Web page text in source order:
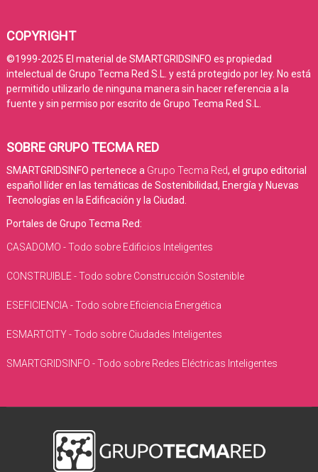
COPYRIGHT
©1999-2025 El material de SMARTGRIDSINFO es propiedad
intelectual de Grupo Tecma Red S.L. y está protegido por ley. No está
permitido utilizarlo de ninguna manera sin hacer referencia a la
fuente y sin permiso por escrito de Grupo Tecma Red S.L.
SOBRE GRUPO TECMA RED
SMARTGRIDSINFO pertenece a Grupo Tecma Red, el grupo editorial
español líder en las temáticas de Sostenibilidad, Energía y Nuevas
Tecnologías en la Edificación y la Ciudad.
Portales de Grupo Tecma Red:
CASADOMO - Todo sobre Edificios Inteligentes
CONSTRUIBLE - Todo sobre Construcción Sostenible
ESEFICIENCIA - Todo sobre Eficiencia Energética
ESMARTCITY - Todo sobre Ciudades Inteligentes
SMARTGRIDSINFO - Todo sobre Redes Eléctricas Inteligentes